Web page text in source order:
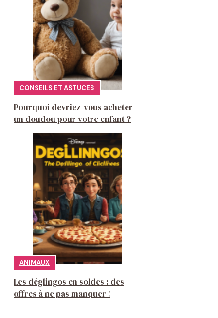
CONSEILS ET ASTUCES
Pourquoi devriez-vous acheter
un doudou pour votre enfant ?
ANIMAUX
Les déglingos en soldes : des
offres à ne pas manquer !